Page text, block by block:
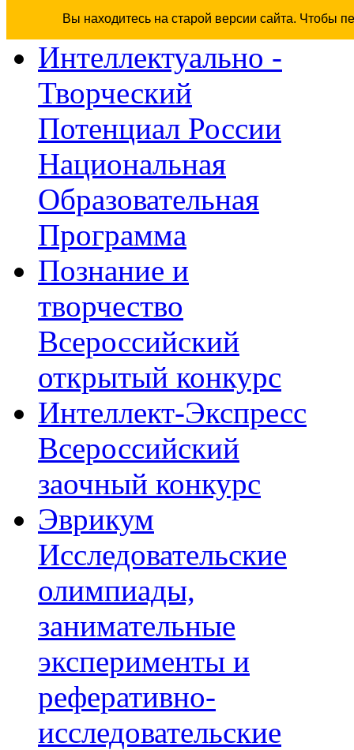
Вы находитесь на старой версии сайта. Чтобы
Интеллектуально -
Творческий
Потенциал России
Национальная
Образовательная
Программа
Познание и
творчество
Всероссийский
открытый конкурс
Интеллект-Экспресс
Всероссийский
заочный конкурс
Эврикум
Исследовательские
олимпиады,
занимательные
эксперименты и
реферативно-
исследовательские